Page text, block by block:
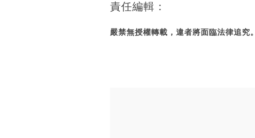
責任編輯：
嚴禁無授權轉載，違者將面臨法律追究。